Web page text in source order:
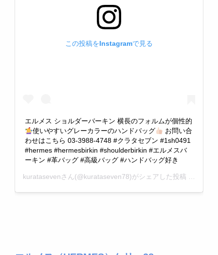
この投稿をInstagramで見る
エルメス ショルダーバーキン 横長のフォルムが個性的
使いやすいグレーカラーのハンドバッグ
お問い合
わせはこちら 03-3988-4748 #クラタセブン #1sh0491
#hermes #hermesbirkin #shoulderbirkin #エルメスバ
ーキン #革バッグ #高級バッグ #ハンドバッグ好き
kuratasevenさん(@kurataseven78)がシェアした投稿 –